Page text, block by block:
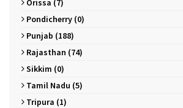
Orissa (7)
Pondicherry (0)
Punjab (188)
Rajasthan (74)
Sikkim (0)
Tamil Nadu (5)
Tripura (1)